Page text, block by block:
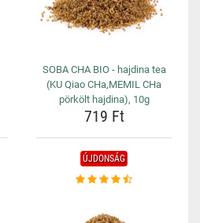
SOBA CHA BIO - hajdina tea
(KU Qiao CHa,MEMIL CHa
pörkölt hajdina), 10g
719 Ft
ÚJDONSÁG